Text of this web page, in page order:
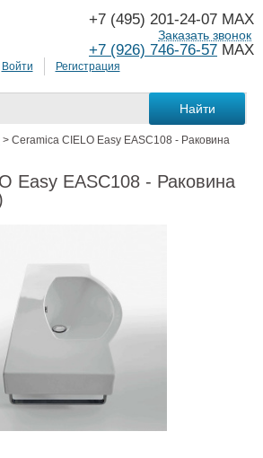
Войти Регистрация
+7 (495) 201-24-07 MAX
+7 (926) 746-76-57 MAX
Заказать звонок
> Ceramica CIELO Easy EASC108 - Раковина
Easy EASC108 - Раковина